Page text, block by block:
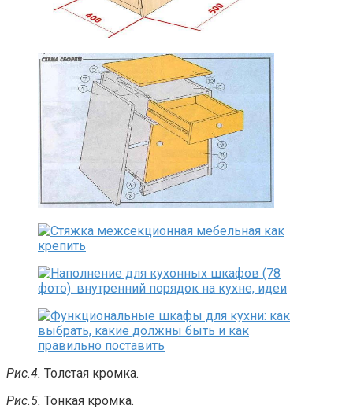
Рис.4. Толстая кромка.
Рис.5. Тонкая кромка.